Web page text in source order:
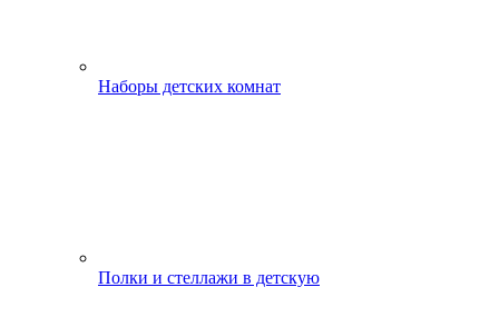
Наборы детских комнат
Полки и стеллажи в детскую